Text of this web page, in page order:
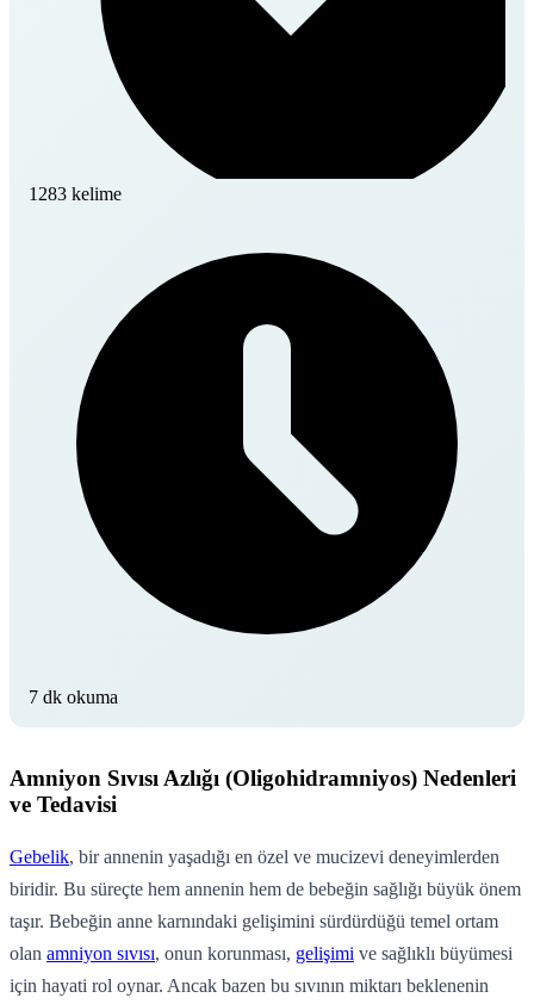
1283 kelime
7 dk okuma
Amniyon Sıvısı Azlığı (Oligohidramniyos) Nedenleri
ve Tedavisi
Gebelik, bir annenin yaşadığı en özel ve mucizevi deneyimlerden
biridir. Bu süreçte hem annenin hem de bebeğin sağlığı büyük önem
taşır. Bebeğin anne karnındaki gelişimini sürdürdüğü temel ortam
olan amniyon sıvısı, onun korunması, gelişimi ve sağlıklı büyümesi
için hayati rol oynar. Ancak bazen bu sıvının miktarı beklenenin